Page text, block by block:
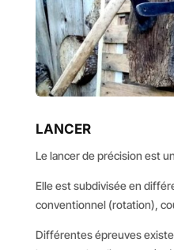
LANCER
Le lancer de précision est
Elle est subdivisée en
conventionnel (rotation),
Différentes épreuves